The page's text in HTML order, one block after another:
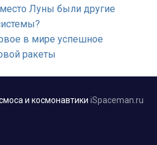
Луны были другие
в мире успешное
ракеты
и космонавтики iSpaceman.ru